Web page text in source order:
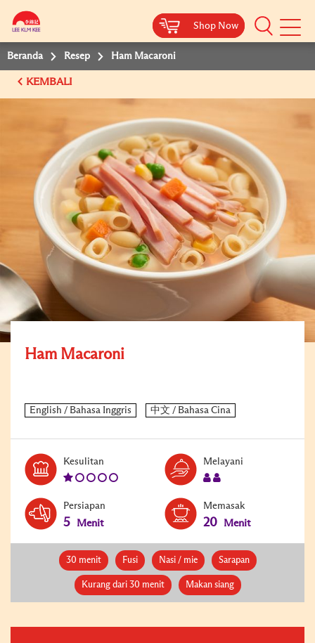
Shop Now
Shop Now
Beranda Resep Ham Macaroni
KEMBALI
Ham Macaroni
Kesulitan Melayani
Persiapan
5 Menit
Memasak
20 Menit
30 menit Fusi Nasi / mie Sarapan
Kurang dari 30 menit Makan siang